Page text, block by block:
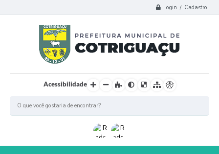
Login / Cadastro
Acessibilidade